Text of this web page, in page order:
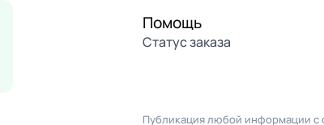
Помощь
Статус заказа
Публикация любой информации с